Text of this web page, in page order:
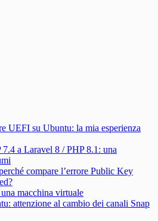
UEFI su Ubuntu: la mia esperienza
a Laravel 8 / PHP 8.1: una
compare l’errore Public Key
macchina virtuale
attenzione al cambio dei canali Snap